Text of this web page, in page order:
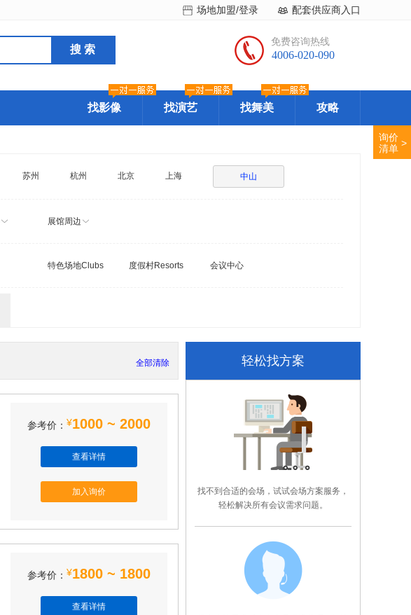
配套供应商入口
场地加盟/登录
免费咨询热线
4006-020-090
找影像 找演艺 找舞美 攻略
苏州 杭州 北京 上海 中山
展馆周边
特色场地Clubs 度假村Resorts 会议中心
全部清除
参考价： ¥1000 ~ 2000
查看详情
加入询价
参考价： ¥1800 ~ 1800
查看详情
轻松找方案
找不到合适的会场，试试会场方案服务，
轻松解决所有会议需求问题。
询价
清单 >